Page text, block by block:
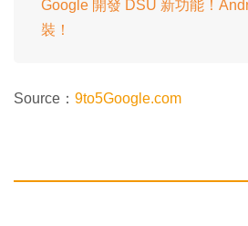
Google 開發 DSU 新功能！
裝！
Source： 9to5Google.com